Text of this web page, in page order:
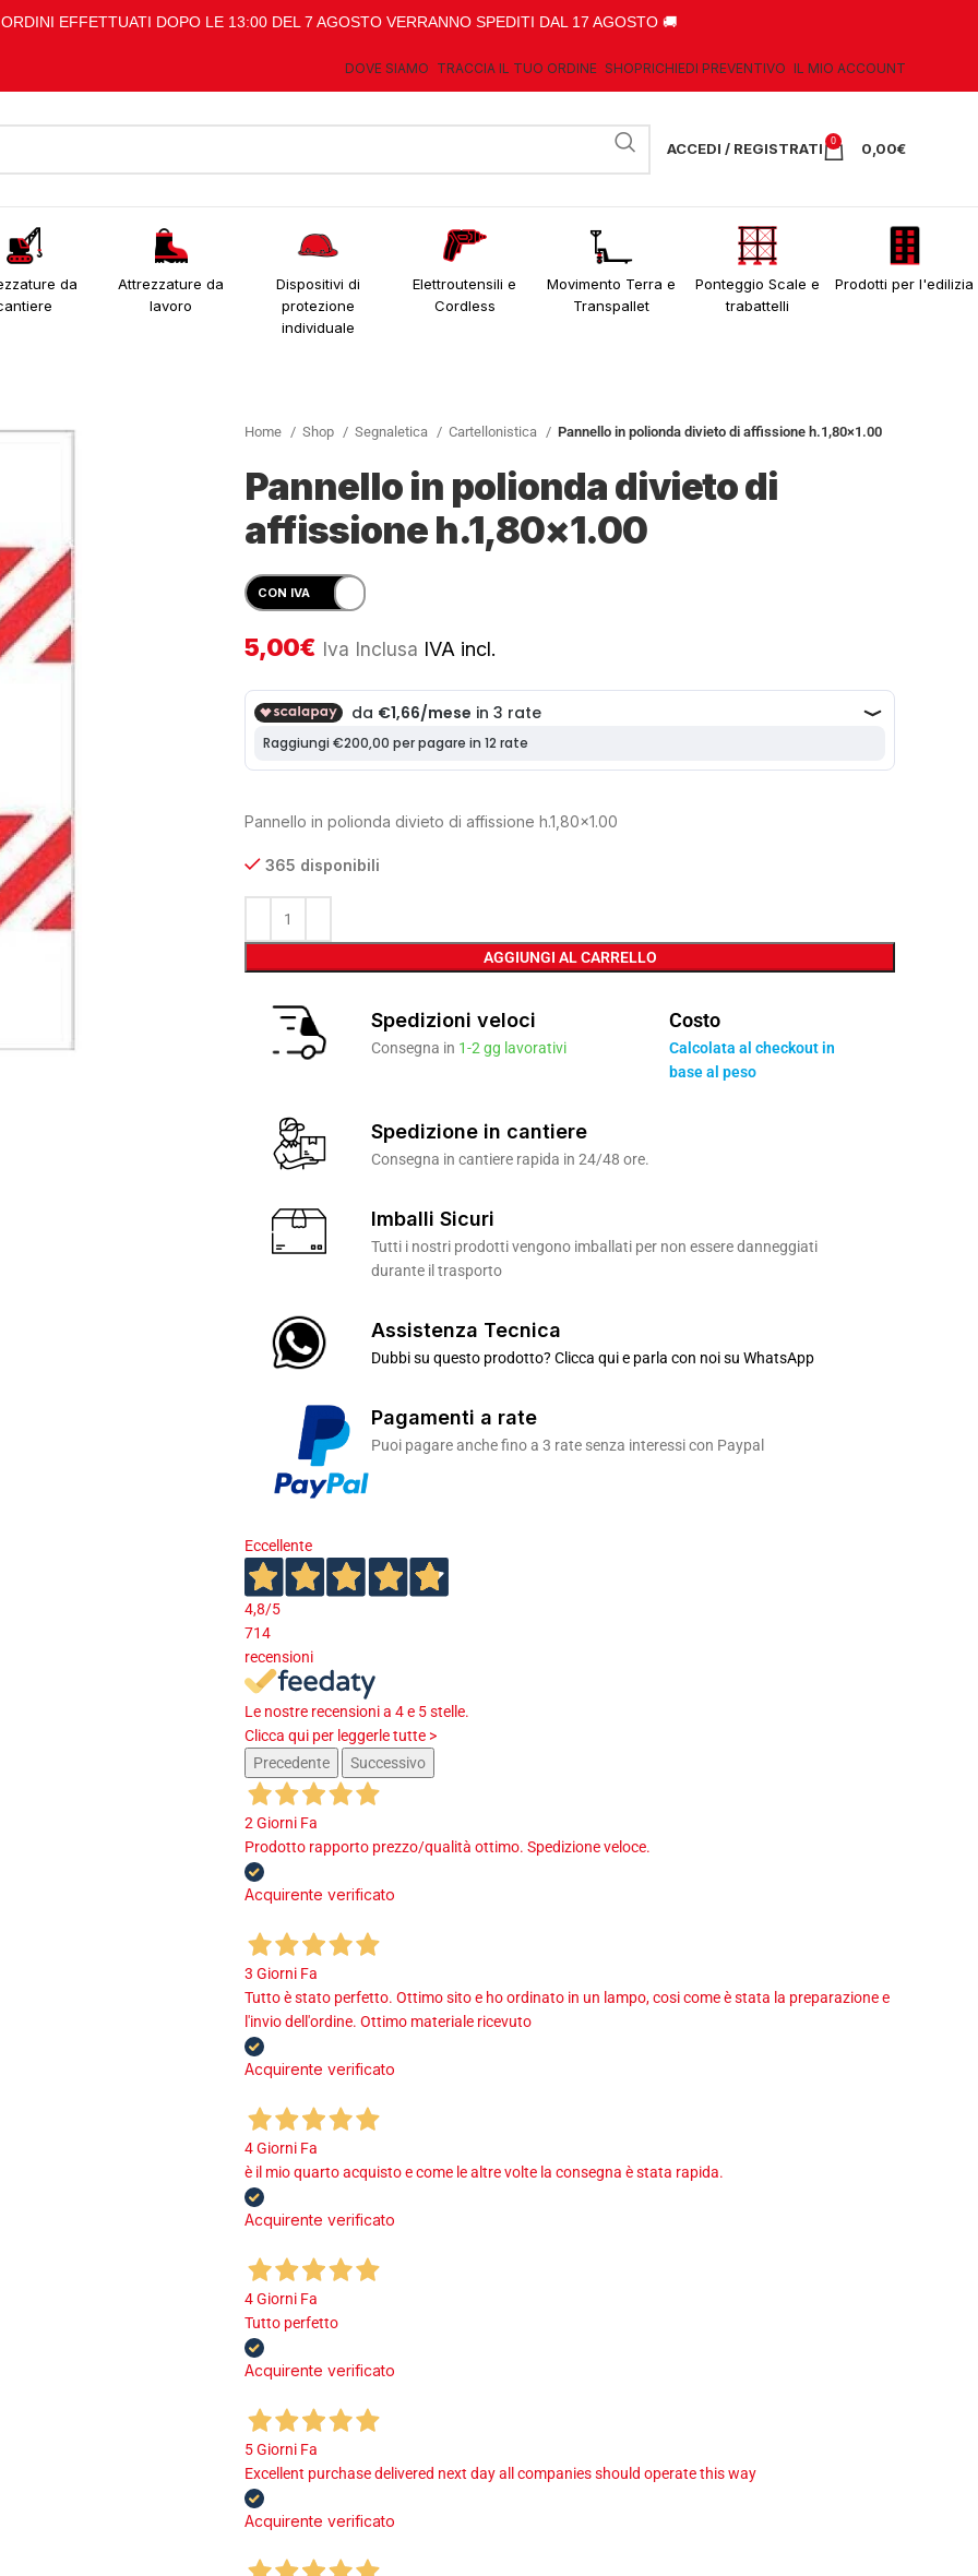
EFFETTUATI DOPO LE 13:00 DEL 7 AGOSTO VERRANNO SPEDITI DAL 17 AGOSTO 🚚
DOVE SIAMO TRACCIA IL TUO ORDINE SHOPRICHIEDI PREVENTIVO IL MIO ACCOUNT
ACCEDI / REGISTRATI 0 0,00€
da
Attrezzature da
lavoro
Dispositivi di
protezione
individuale
Elettroutensili e
Cordless
Movimento Terra e
Transpallet
Ponteggio Scale e
trabattelli
Prodotti per l'edilizia
Home Shop Segnaletica Cartellonistica Pannello in polionda divieto di affissione h.1,80×1.00
Pannello in polionda divieto di
affissione h.1,80×1.00
5,00€ Iva Inclusa IVA incl.
Pannello in polionda divieto di affissione h.1,80×1.00
365 disponibili
AGGIUNGI AL CARRELLO
Spedizioni veloci
Consegna in 1-2 gg lavorativi
Costo
Calcolata al checkout in
base al peso
Spedizione in cantiere
Consegna in cantiere rapida in 24/48 ore.
Imballi Sicuri
Tutti i nostri prodotti vengono imballati per non essere danneggiati
durante il trasporto
Assistenza Tecnica
Dubbi su questo prodotto? Clicca qui e parla con noi su WhatsApp
Pagamenti a rate
Puoi pagare anche fino a 3 rate senza interessi con Paypal
Eccellente
4,8/5
714
recensioni
Le nostre recensioni a 4 e 5 stelle.
Clicca qui per leggerle tutte >
Precedente
Successivo
2 Giorni Fa
Prodotto rapporto prezzo/qualità ottimo. Spedizione veloce.
Acquirente verificato
3 Giorni Fa
Tutto è stato perfetto. Ottimo sito e ho ordinato in un lampo, cosi come è stata la preparazione e
l'invio dell'ordine. Ottimo materiale ricevuto
Acquirente verificato
4 Giorni Fa
è il mio quarto acquisto e come le altre volte la consegna è stata rapida.
Acquirente verificato
4 Giorni Fa
Tutto perfetto
Acquirente verificato
5 Giorni Fa
Excellent purchase delivered next day all companies should operate this way
Acquirente verificato